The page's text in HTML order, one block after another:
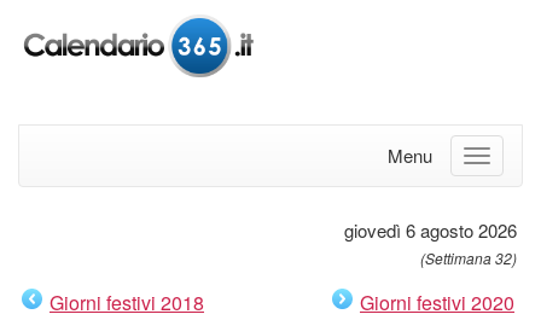
Menu
giovedì 6 agosto 2026
(Settimana 32)
Giorni festivi 2018 Giorni festivi 2020